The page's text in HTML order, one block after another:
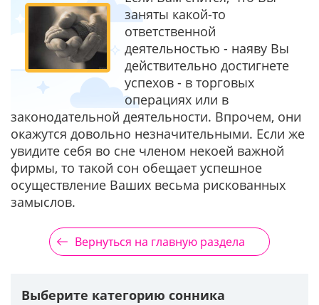
заняты какой-то
ответственной
деятельностью - наяву Вы
действительно достигнете
успехов - в торговых
операциях или в
законодательной деятельности. Впрочем, они
окажутся довольно незначительными. Если же
увидите себя во сне членом некоей важной
фирмы, то такой сон обещает успешное
осуществление Ваших весьма рискованных
замыслов.
Вернуться на главную раздела
Выберите категорию сонника